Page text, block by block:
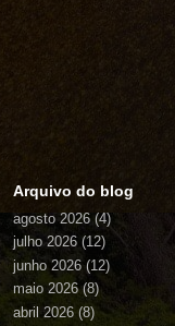
Arquivo do blog
agosto 2026 (4)
julho 2026 (12)
junho 2026 (12)
maio 2026 (8)
abril 2026 (8)